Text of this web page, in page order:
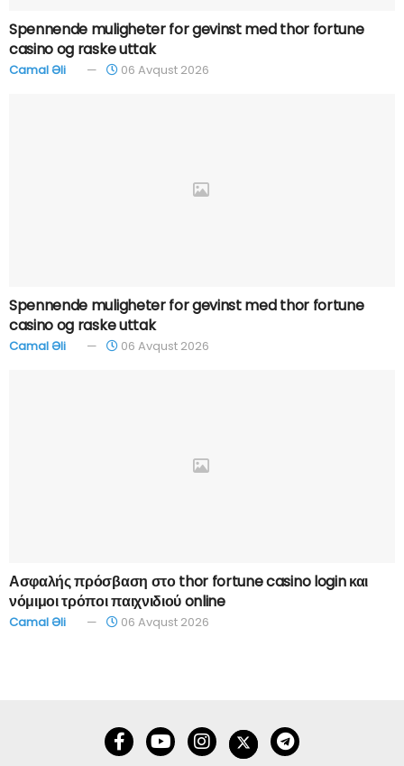
Spennende muligheter for gevinst med thor fortune
casino og raske uttak
Camal Əli 06 Avqust 2026
Spennende muligheter for gevinst med thor fortune
casino og raske uttak
Camal Əli 06 Avqust 2026
Ασφαλής πρόσβαση στο thor fortune casino login και
νόμιμοι τρόποι παιχνιδιού online
Camal Əli 06 Avqust 2026